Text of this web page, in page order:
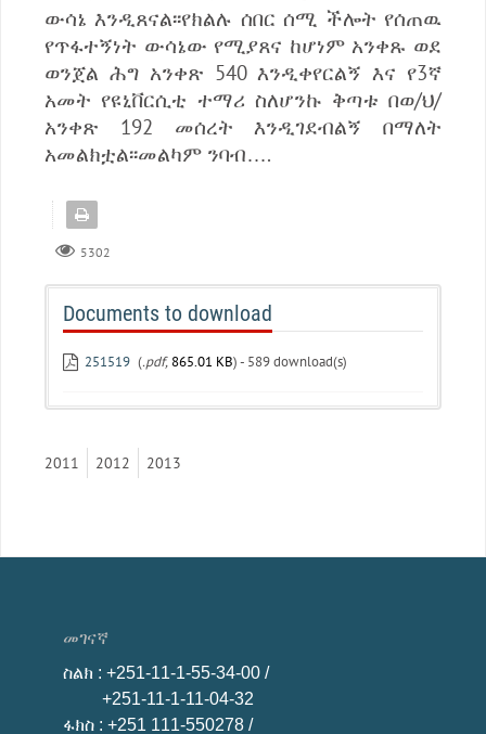
ውሳኔ እንዲጸናል፡፡የክልሉ ሰበር ሰሚ ችሎት የሰጠዉ
የጥፋተኝነት ውሳኔው የሚያጸና ከሆነም አንቀጹ ወደ
ወንጀል ሕግ አንቀጽ 540 እንዲቀየርልኝ እና የ3ኛ
አመት የዩኒቨርሲቲ ተማሪ ስለሆንኩ ቅጣቱ በወ/ህ/
አንቀጽ 192 መሰረት እንዲገደብልኝ በማለት
አመልክቷል፡፡መልካም ንባብ….
5302
Documents to download
251519 (.pdf, 865.01 KB) - 589 download(s)
2011 2012 2013
መገናኛ
ስልክ : +251-11-1-55-34-00 /
+251-11-1-11-04-32
ፋክስ : +251 111-550278 /